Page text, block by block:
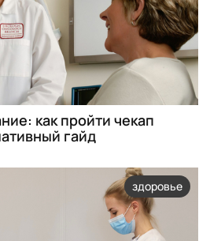
как пройти чекап
гайд
здоровье